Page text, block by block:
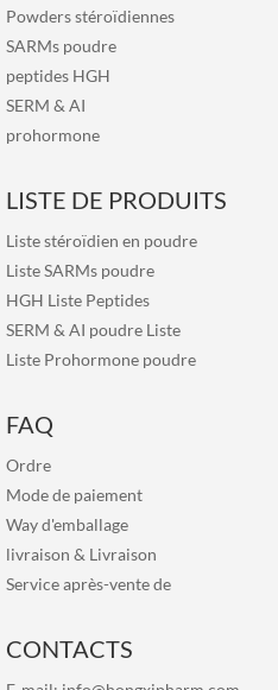
Powders stéroïdiennes
SARMs poudre
peptides HGH
SERM & AI
prohormone
LISTE DE PRODUITS
Liste stéroïdien en poudre
Liste SARMs poudre
HGH Liste Peptides
SERM & AI poudre Liste
Liste Prohormone poudre
FAQ
Ordre
Mode de paiement
Way d'emballage
livraison & Livraison
Service après-vente de
CONTACTS